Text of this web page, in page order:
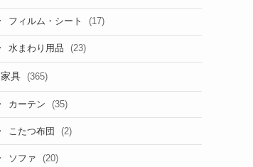
フィルム・シート (17)
水まわり用品 (23)
家具 (365)
カーテン (35)
こたつ布団 (2)
ソファ (20)